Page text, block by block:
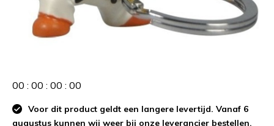
00 : 00 : 00 : 00
Voor dit product geldt een langere levertijd. Vanaf 6
augustus kunnen wij weer bij onze leverancier bestellen.